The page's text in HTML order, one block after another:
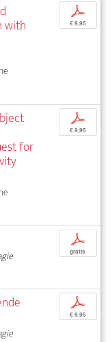
with
p
€ 9,95
for
p
€ 9,95
p
gratis
p
€ 9,95